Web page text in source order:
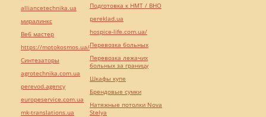
alliancetechnika.ua
миралинкс
Веб мастер
https://motokosmos.ua/
Синтезаторы
agrotechnika.com.ua
perevod.agency
europeservice.com.ua
mk-translations.ua
Подготовка к НМТ / ВНО
pereklad.ua
hospice-life.com.ua/
Перевозка больных
Перевозка лежачих
больных за границу
Шкафы купе
Брендовые сумки
Натяжные потолки Nova
Stelya